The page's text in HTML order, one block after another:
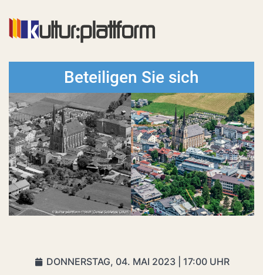
Beteiligen Sie sich
DONNERSTAG, 04. MAI 2023 | 17:00 UHR